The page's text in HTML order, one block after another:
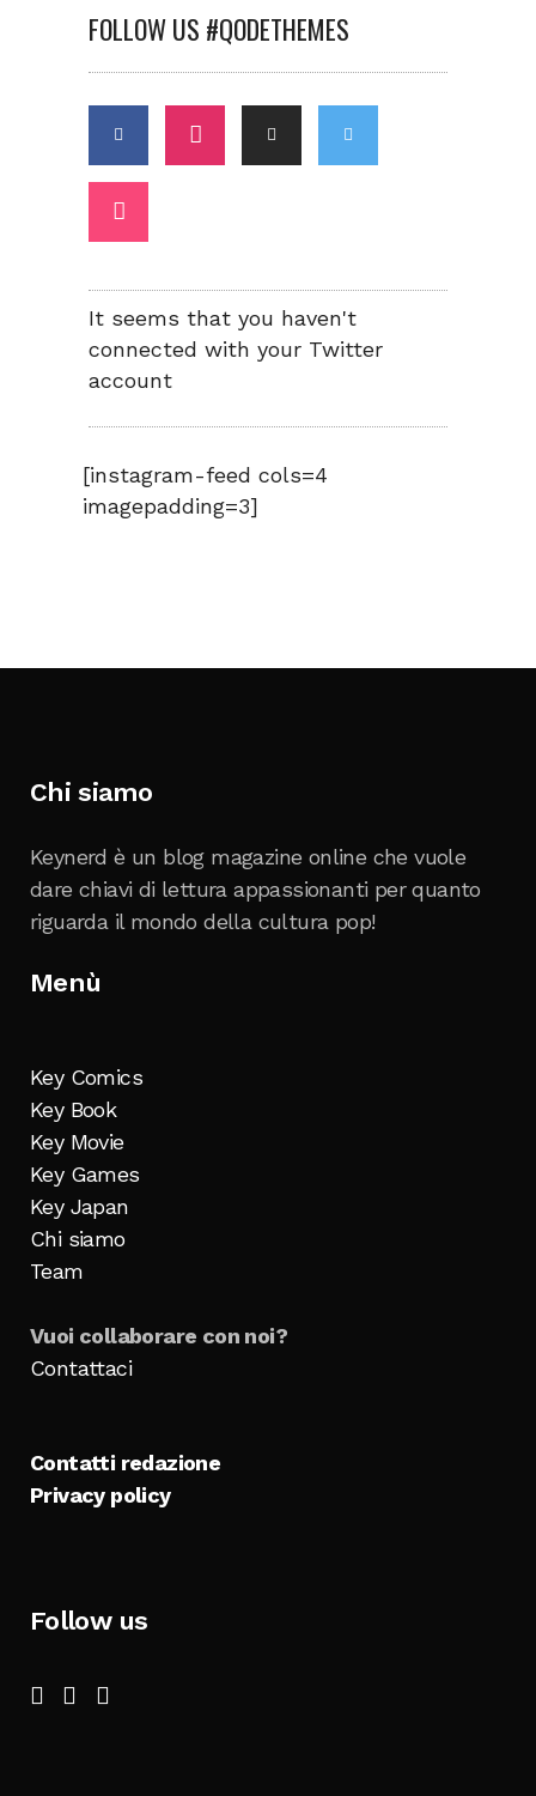
FOLLOW US #QODETHEMES
It seems that you haven't
connected with your Twitter
account
[instagram-feed cols=4
imagepadding=3]
Chi siamo
Keynerd è un blog magazine online che vuole
dare chiavi di lettura appassionanti per quanto
riguarda il mondo della cultura pop!
Menù
Key Comics
Key Book
Key Movie
Key Games
Key Japan
Chi siamo
Team
Vuoi collaborare con noi?
Contattaci
Contatti redazione
Privacy policy
Follow us